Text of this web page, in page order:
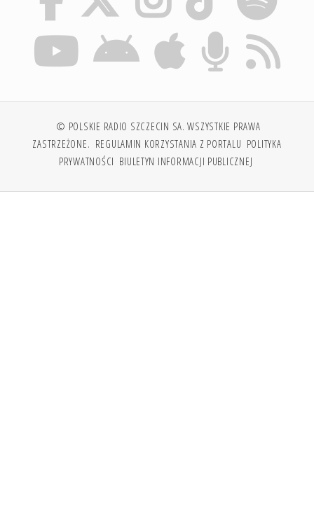
© POLSKIE RADIO SZCZECIN SA. WSZYSTKIE PRAWA
ZASTRZEŻONE. REGULAMIN KORZYSTANIA Z PORTALU POLITYKA
PRYWATNOŚCI BIULETYN INFORMACJI PUBLICZNEJ